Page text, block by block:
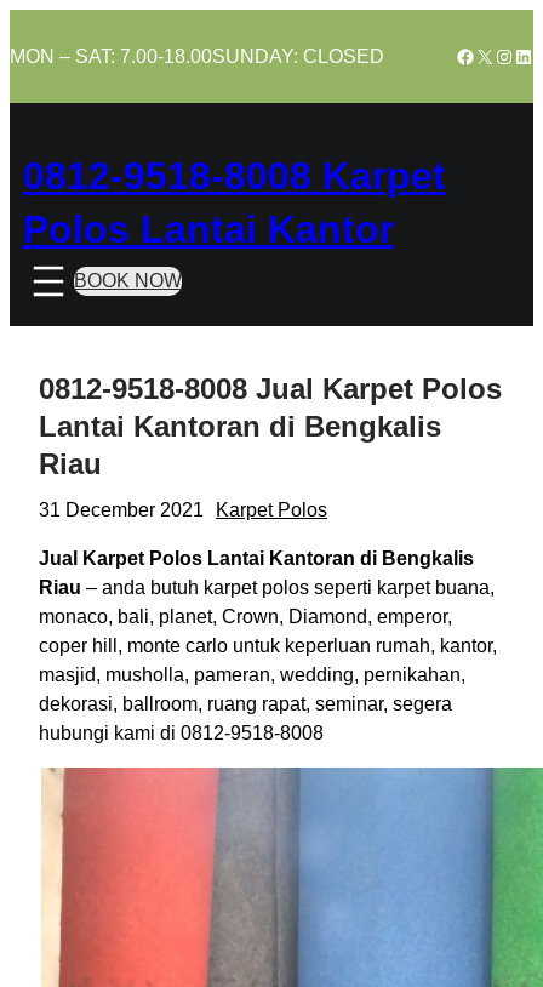
to
MON – SAT: 7.00-18.00SUNDAY: CLOSED Facebook
X
0812-9518-8008 Karpet
Polos Lantai Kantor
BOOK NOW
0812-9518-8008 Jual Karpet Polos
Lantai Kantoran di Bengkalis
Riau
31 December 2021 Karpet Polos
Jual Karpet Polos Lantai Kantoran di Bengkalis
Riau – anda butuh karpet polos seperti karpet buana,
monaco, bali, planet, Crown, Diamond, emperor,
coper hill, monte carlo untuk keperluan rumah, kantor,
masjid, musholla, pameran, wedding, pernikahan,
dekorasi, ballroom, ruang rapat, seminar, segera
hubungi kami di 0812-9518-8008